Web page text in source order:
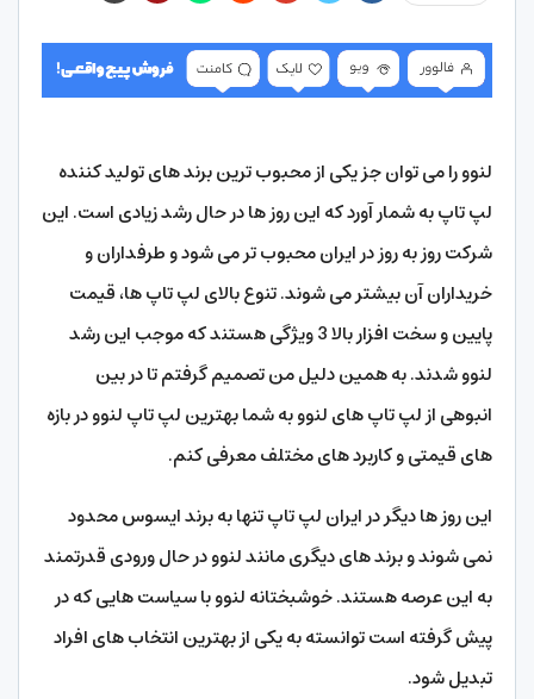
لنوو را می توان جز یکی از محبوب ترین برند های تولید کننده
لپ تاپ به شمار آورد که این روز ها در حال رشد زیادی است. این
شرکت روز به روز در ایران محبوب تر می شود و طرفداران و
خریداران آن بیشتر می شوند. تنوع بالای لپ تاپ ها، قیمت
پایین و سخت افزار بالا 3 ویژگی هستند که موجب این رشد
لنوو شدند. به همین دلیل من تصمیم گرفتم تا در بین
انبوهی از لپ تاپ های لنوو به شما بهترین لپ تاپ لنوو در بازه
های قیمتی و کاربرد های مختلف معرفی کنم.
این روز ها دیگر در ایران لپ تاپ تنها به برند ایسوس محدود
نمی شوند و برند های دیگری مانند لنوو در حال ورودی قدرتمند
به این عرصه هستند. خوشبختانه لنوو با سیاست هایی که در
پیش گرفته است توانسته به یکی از بهترین انتخاب های افراد
تبدیل شود.